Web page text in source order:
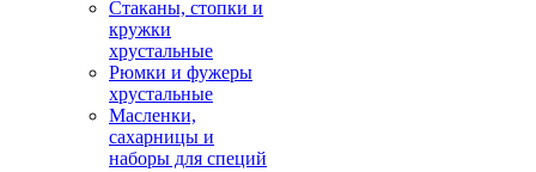
Стаканы, стопки и
кружки
хрустальные
Рюмки и фужеры
хрустальные
Масленки,
сахарницы и
наборы для специй